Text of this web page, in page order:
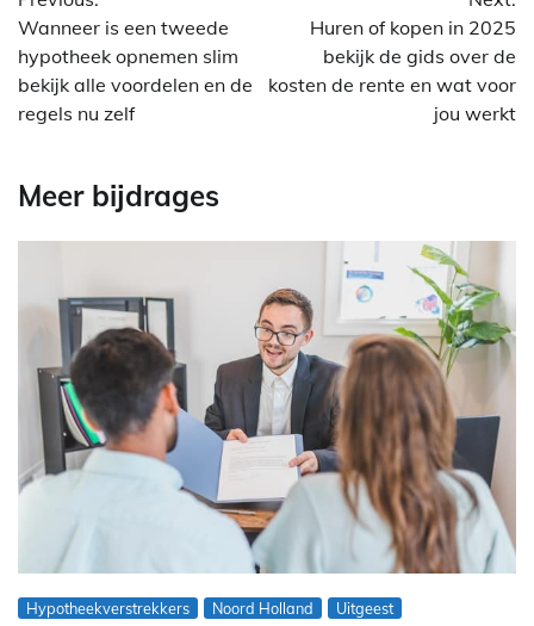
Wanneer is een tweede
hypotheek opnemen slim
bekijk alle voordelen en de
regels nu zelf
Huren of kopen in 2025
bekijk de gids over de
kosten de rente en wat voor
jou werkt
Meer bijdrages
Hypotheekverstrekkers Noord Holland Uitgeest